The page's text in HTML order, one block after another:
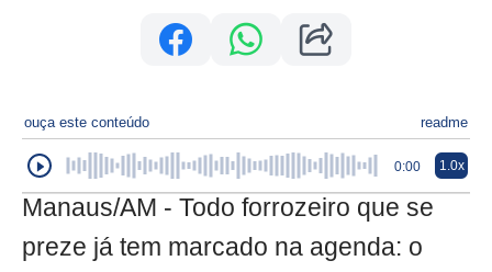
ouça este conteúdo readme
0:00 1.0x
Manaus/AM - Todo forrozeiro que se
preze já tem marcado na agenda: o